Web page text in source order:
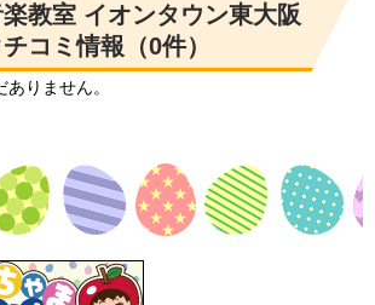
教室 イオンタウン東大阪
コミ情報（0件）
りません。